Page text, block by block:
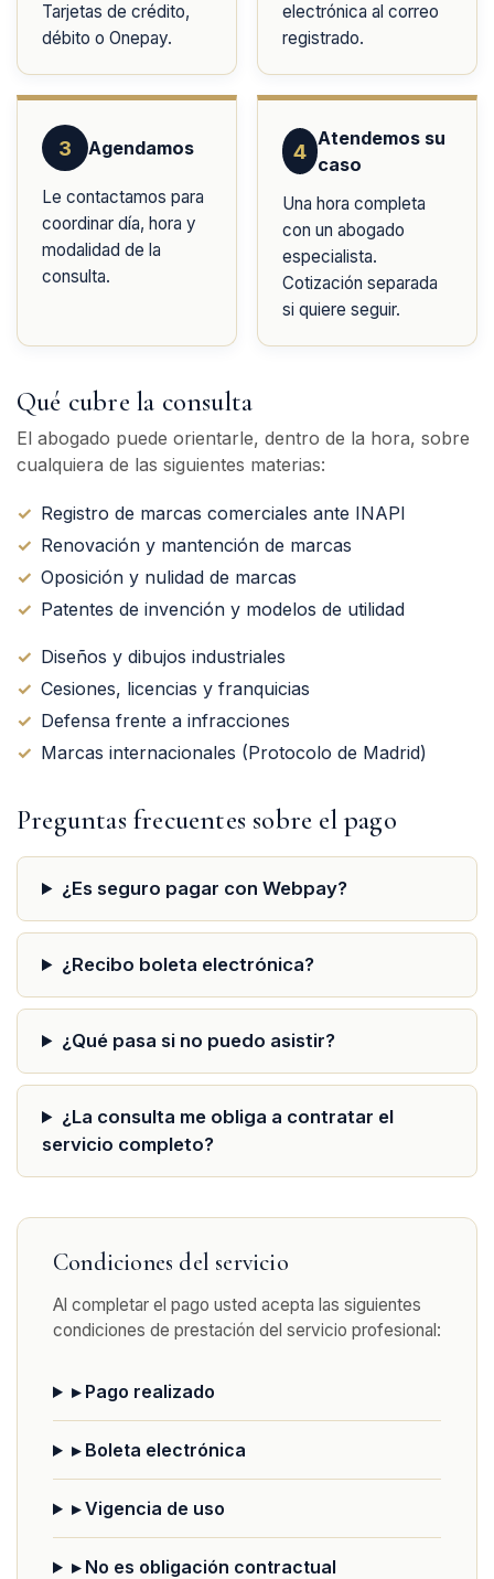
Tarjetas de crédito,
débito o Onepay.
electrónica al correo
registrado.
3 Agendamos
Le contactamos para
coordinar día, hora y
modalidad de la
consulta.
4
Atendemos su
caso
Una hora completa
con un abogado
especialista.
Cotización separada
si quiere seguir.
Qué cubre la consulta
El abogado puede orientarle, dentro de la hora, sobre
cualquiera de las siguientes materias:
✓ Registro de marcas comerciales ante INAPI
✓ Renovación y mantención de marcas
✓ Oposición y nulidad de marcas
✓ Patentes de invención y modelos de utilidad
✓ Diseños y dibujos industriales
✓ Cesiones, licencias y franquicias
✓ Defensa frente a infracciones
✓ Marcas internacionales (Protocolo de Madrid)
Preguntas frecuentes sobre el pago
¿Es seguro pagar con Webpay?
¿Recibo boleta electrónica?
¿Qué pasa si no puedo asistir?
¿La consulta me obliga a contratar el
servicio completo?
Condiciones del servicio
Al completar el pago usted acepta las siguientes
condiciones de prestación del servicio profesional:
▸ Pago realizado
▸ Boleta electrónica
▸ Vigencia de uso
▸ No es obligación contractual